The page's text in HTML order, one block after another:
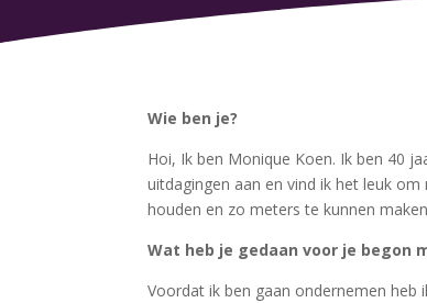
Wie ben je?
Hoi, Ik ben Monique Koen. Ik ben 40
uitdagingen aan en vind ik het leuk
houden en zo meters te kunnen
Wat heb je gedaan voor je begon
Voordat ik ben gaan ondernemen heb